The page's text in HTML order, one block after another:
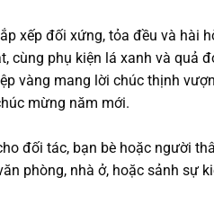
xếp đối xứng, tỏa đều và hài
cùng phụ kiện lá xanh và quả
vàng mang lời chúc thịnh
mừng năm mới.
đối tác, bạn bè hoặc người
phòng, nhà ở, hoặc sảnh sự